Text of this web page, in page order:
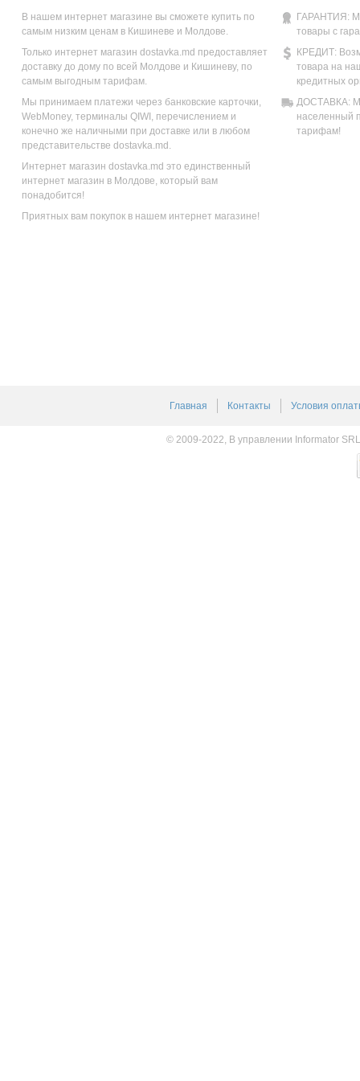
В нашем интернет магазине вы сможете купить по
самым низким ценам в Кишиневе и Молдове.
Только интернет магазин dostavka.md предоставляет
доставку до дому по всей Молдове и Кишиневу, по
самым выгодным тарифам.
Мы принимаем платежи через банковские карточки,
WebMoney, терминалы QIWI, перечислением и
конечно же наличными при доставке или в любом
представительстве dostavka.md.
Интернет магазин dostavka.md это единственный
интернет магазин в Молдове, который вам
понадобится!
Приятных вам покупок в нашем интернет магазине!
ГАРАНТИЯ:
товары с
КРЕДИТ:
товара на
кредитных
ДОСТАВКА:
населенный
тарифам!
Главная Контакты Условия
© 2009-2022, В управлении Informator SRL